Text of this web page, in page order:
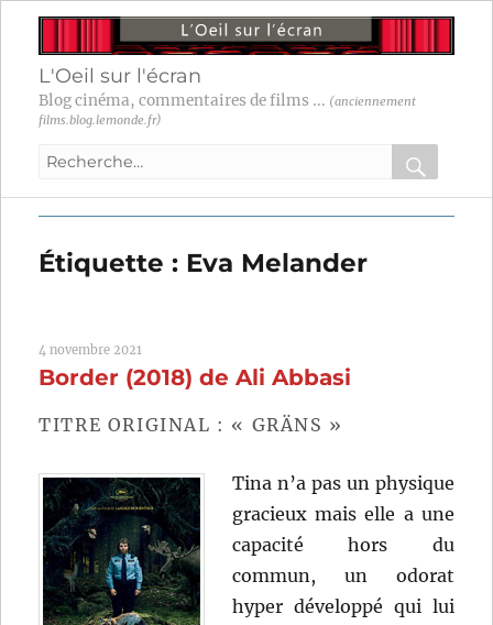
L'Oeil sur l'écran
Blog cinéma, commentaires de films ... (anciennement
films.blog.lemonde.fr)
Recherche
:
OK
Étiquette : Eva Melander
4 novembre 2021
Border (2018) de Ali Abbasi
TITRE ORIGINAL : « GRÄNS »
Tina n’a pas un physique
gracieux mais elle a une
capacité hors du
commun, un odorat
hyper développé qui lui